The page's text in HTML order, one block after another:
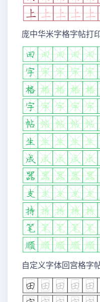
庞中华米字格字帖打
自定义字体回宫格字